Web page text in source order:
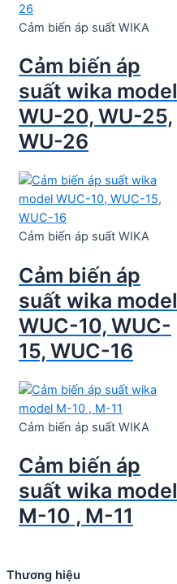
Thương hiệu
Cảm biến áp suất WIKA
Cảm biến áp
suất wika model
WU-20, WU-25,
WU-26
Cảm biến áp suất WIKA
Cảm biến áp
suất wika model
WUC-10, WUC-
15, WUC-16
Cảm biến áp suất WIKA
Cảm biến áp
suất wika model
M-10 , M-11